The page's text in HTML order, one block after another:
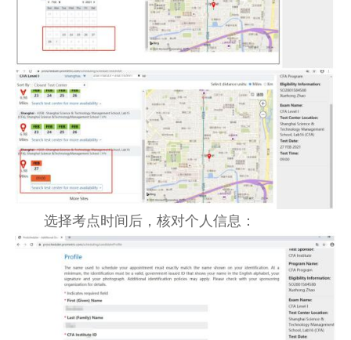
选择考点时间后，核对个人信息：